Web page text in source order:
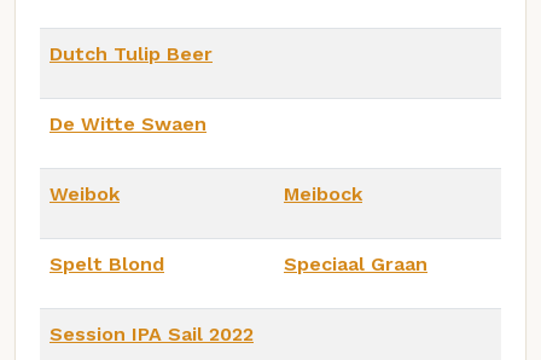
Dutch Tulip Beer
De Witte Swaen
Weibok Meibock
Spelt Blond Speciaal Graan
Session IPA Sail 2022